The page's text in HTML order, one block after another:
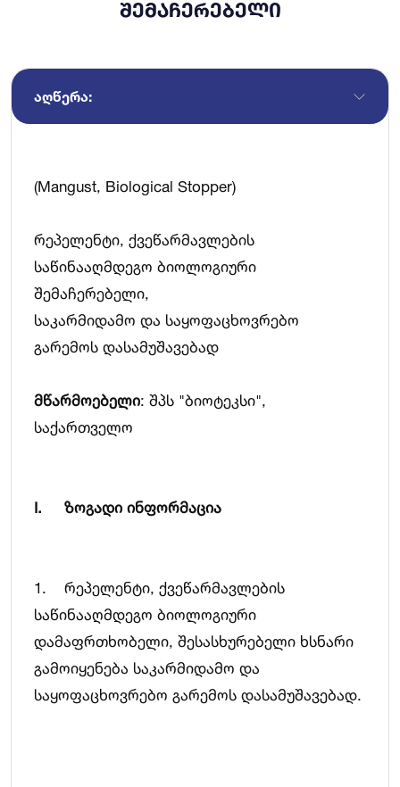
ᲨᲔᲛᲐᲩᲔᲠᲔᲑᲔᲚᲘ
ᲐᲦᲬᲔᲠᲐ:
(Mangust, Biological Stopper)
რეპელენტი, ქვეწარმავლების
საწინააღმდეგო ბიოლოგიური
შემაჩერებელი,
საკარმიდამო და საყოფაცხოვრებო
გარემოს დასამუშავებად
მწარმოებელი: შპს "ბიოტეკსი",
საქართველო
I. ზოგადი ინფორმაცია
1. რეპელენტი, ქვეწარმავლების
საწინააღმდეგო ბიოლოგიური
დამაფრთხობელი, შესასხურებელი ხსნარი
გამოიყენება საკარმიდამო და
საყოფაცხოვრებო გარემოს დასამუშავებად.